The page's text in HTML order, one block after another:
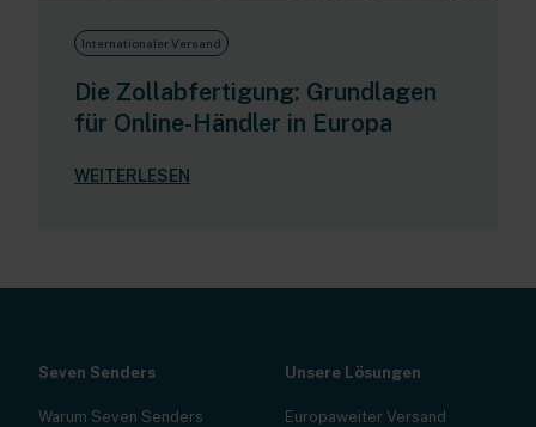
Internationaler Versand
Die Zollabfertigung: Grundlagen
für Online-Händler in Europa
WEITERLESEN
Seven Senders
Warum Seven Senders
Unsere Lösungen
Europaweiter Versand